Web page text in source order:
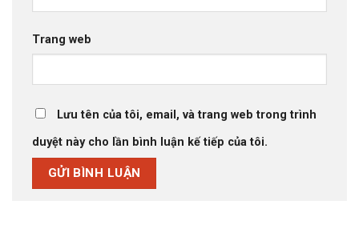
Trang web
Lưu tên của tôi, email, và trang web trong trình
duyệt này cho lần bình luận kế tiếp của tôi.